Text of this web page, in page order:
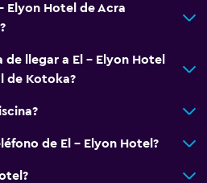
Elyon Hotel de Acra
de llegar a El - Elyon Hotel
de Kotoka?
de El - Elyon Hotel?